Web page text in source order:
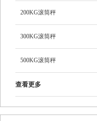
200KG滚筒秤
300KG滚筒秤
500KG滚筒秤
查看更多